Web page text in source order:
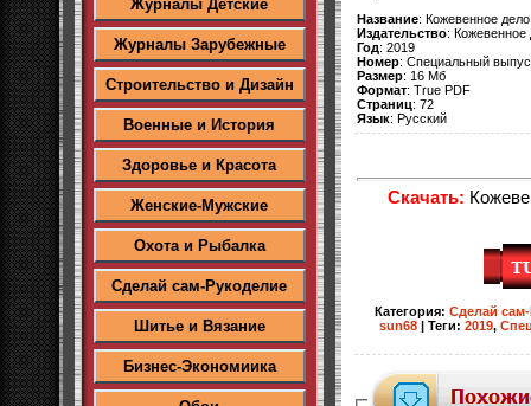
Журналы Детские
Журналы Зарубежные
Строительство и Дизайн
Военные и История
Здоровье и Красота
Женские-Мужские
Охота и Рыбалка
Сделай сам-Рукоделие
Шитье и Вязание
Бизнес-Экономиика
Название: Кожевенное дело
Издательство: Кожевенное
Год: 2019
Номер: Специальный
Размер: 16 Мб
Формат: True PDF
Страниц: 72
Язык: Русский
Скачать:
Категория: Сделай
sun68
Теги: 2019,